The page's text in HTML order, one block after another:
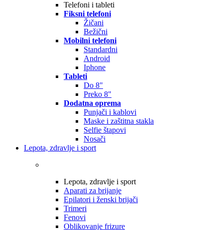
Telefoni i tableti
Fiksni telefoni
Žičani
Bežični
Mobilni telefoni
Standardni
Android
Iphone
Tableti
Do 8"
Preko 8"
Dodatna oprema
Punjači i kablovi
Maske i zaštitna stakla
Selfie štapovi
Nosači
Lepota, zdravlje i sport
Lepota, zdravlje i sport
Aparati za brijanje
Epilatori i ženski brijači
Trimeri
Fenovi
Oblikovanje frizure